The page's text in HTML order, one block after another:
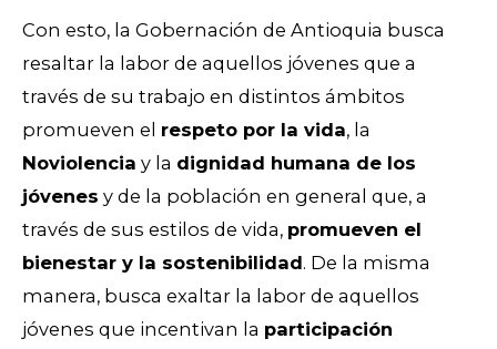
Con esto, la Gobernación de Antioquia busca
resaltar la labor de aquellos jóvenes que a
través de su trabajo en distintos ámbitos
promueven el respeto por la vida, la
Noviolencia y la dignidad humana de los
jóvenes y de la población en general que, a
través de sus estilos de vida, promueven el
bienestar y la sostenibilidad. De la misma
manera, busca exaltar la labor de aquellos
jóvenes que incentivan la participación